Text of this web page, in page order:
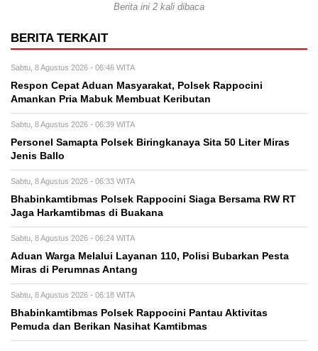
Berita ini 2 kali dibaca
BERITA TERKAIT
Sabtu, 8 Agustus 2026 - 06:46 WITA
Respon Cepat Aduan Masyarakat, Polsek Rappocini
Amankan Pria Mabuk Membuat Keributan
Sabtu, 8 Agustus 2026 - 06:39 WITA
Personel Samapta Polsek Biringkanaya Sita 50 Liter Miras
Jenis Ballo
Sabtu, 8 Agustus 2026 - 06:33 WITA
Bhabinkamtibmas Polsek Rappocini Siaga Bersama RW RT
Jaga Harkamtibmas di Buakana
Sabtu, 8 Agustus 2026 - 06:24 WITA
Aduan Warga Melalui Layanan 110, Polisi Bubarkan Pesta
Miras di Perumnas Antang
Sabtu, 8 Agustus 2026 - 06:18 WITA
Bhabinkamtibmas Polsek Rappocini Pantau Aktivitas
Pemuda dan Berikan Nasihat Kamtibmas